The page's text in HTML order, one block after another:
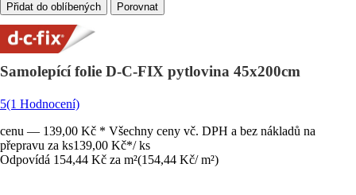
Porovnat
Samolepící folie D-C-FIX pytlovina 45x200cm
5(1 Hodnocení)
cenu — 139,00 Kč * Všechny ceny vč. DPH a bez nákladů na
přepravu za ks139,00 Kč*/ ks
Odpovídá 154,44 Kč za m²(154,44 Kč/ m²)